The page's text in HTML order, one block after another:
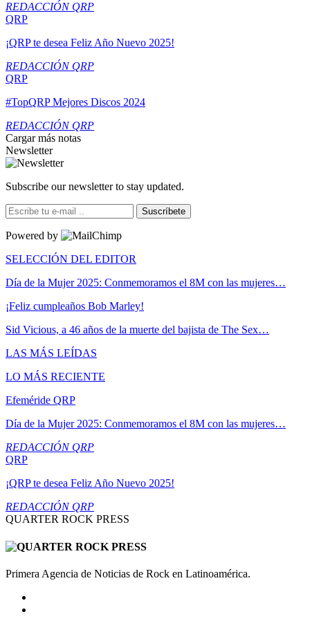
REDACCIÓN QRP
QRP
¡QRP te desea Feliz Año Nuevo 2025!
REDACCIÓN QRP
QRP
#TopQRP Mejores Discos 2024
REDACCIÓN QRP
Cargar más notas
Newsletter
Subscribe our newsletter to stay updated.
Suscríbete
Powered by
SELECCIÓN DEL EDITOR
Día de la Mujer 2025: Conmemoramos el 8M con las mujeres…
¡Feliz cumpleaños Bob Marley!
Sid Vicious, a 46 años de la muerte del bajista de The Sex…
LAS MÁS LEÍDAS
LO MÁS RECIENTE
Efeméride QRP
Día de la Mujer 2025: Conmemoramos el 8M con las mujeres…
REDACCIÓN QRP
QRP
¡QRP te desea Feliz Año Nuevo 2025!
REDACCIÓN QRP
QUARTER ROCK PRESS
Primera Agencia de Noticias de Rock en Latinoamérica.